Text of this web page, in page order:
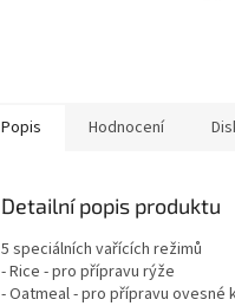
Popis Hodnocení
Detailní popis produktu
5 speciálních vařících režimů
- Rice - pro přípravu rýže
- Oatmeal - pro přípravu ovesné